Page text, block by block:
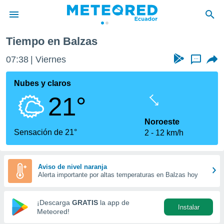
de
ha
calidad.
a este
las
y
forma
digital
basada
Tiempo en Balzas
07:38 Viernes ...
Nubes y claros
21°
Sensación de 21°
Noroeste
2
12 km/h
Aviso de nivel naranja
Alerta importante por altas temperaturas en Balzas hoy
¡Descarga GRATIS la app de
Meteored!
Instalar